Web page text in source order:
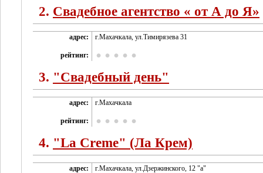
2. Свадебное агентство « от А до Я»
адрес: г.Махачкала, ул.Тимирязева 31
рейтинг:
3. "Свадебный день"
адрес: г.Махачкала
рейтинг:
4. "La Creme" (Ла Крем)
адрес: г.Махачкала, ул.Дзержинского, 12 "а"